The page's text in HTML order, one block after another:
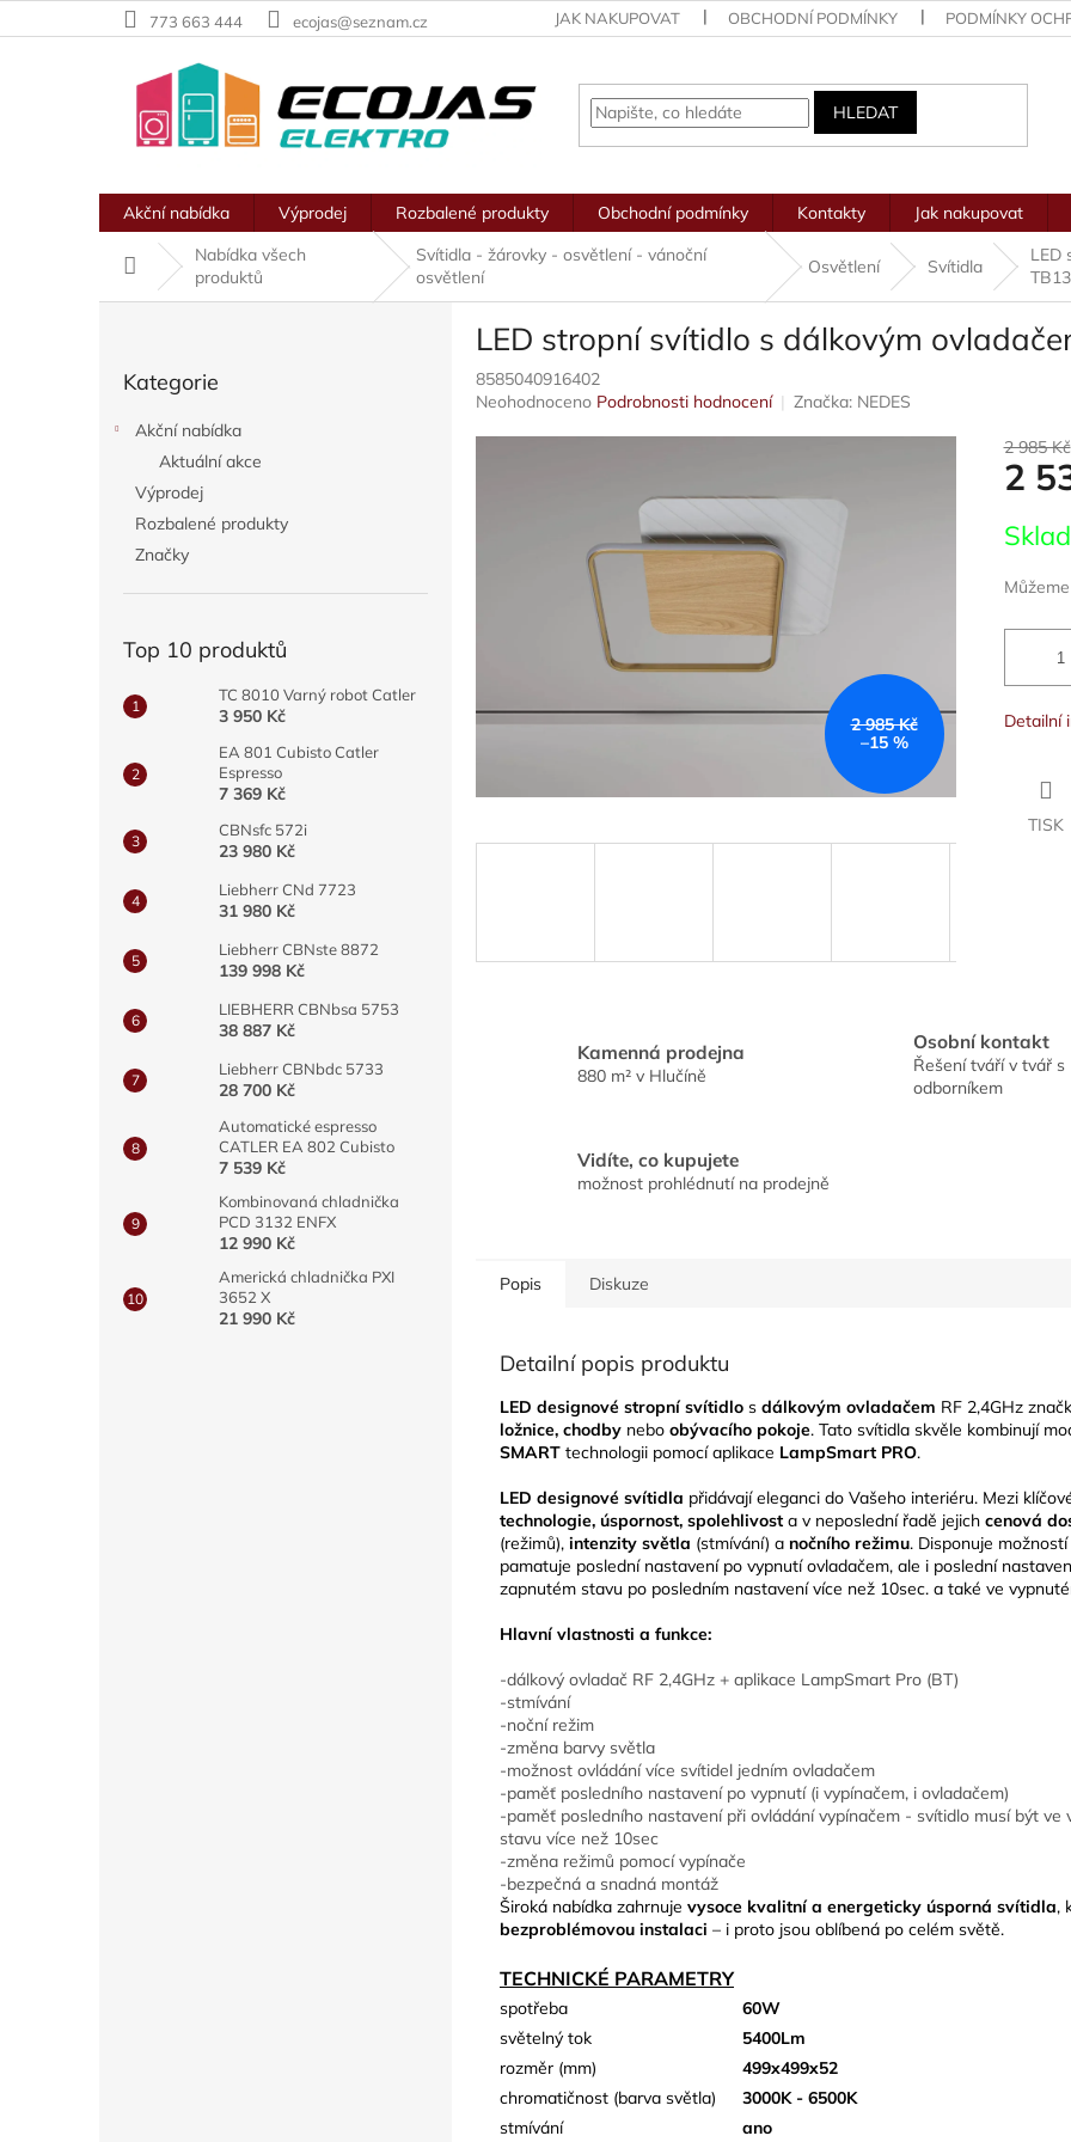
na
773 663 444 ecojas@seznam.cz JAK NAKUPOVAT OBCHODNÍ PODMÍNKY PODMÍNKY
HLEDAT
Akční nabídka Výprodej Rozbalené produkty Obchodní podmínky Kontakty Jak nakupovat
Domů
Nabídka všech
produktů
Svítidla - žárovky - osvětlení - vánoční
osvětlení
Osvětlení Svítidla
LED
kategorie
Kategorie
Akční nabídka
Aktuální akce
Výprodej
Rozbalené produkty
Značky
Top 10 produktů
TC 8010 Varný robot Catler
3 950 Kč
EA 801 Cubisto Catler
Espresso
7 369 Kč
CBNsfc 572i
23 980 Kč
Liebherr CNd 7723
31 980 Kč
Liebherr CBNste 8872
139 998 Kč
LIEBHERR CBNbsa 5753
38 887 Kč
Liebherr CBNbdc 5733
28 700 Kč
Automatické espresso
CATLER EA 802 Cubisto
7 539 Kč
Kombinovaná chladnička
PCD 3132 ENFX
12 990 Kč
Americká chladnička PXI
3652 X
21 990 Kč
LED stropní svítidlo s dálkovým
8585040916402
Průměrné
Neohodnoceno Podrobnosti hodnocení Značka: NEDES
2 985 Kč
–15 %
2 985 Kč
2
cena:
Detailní
TISK
Kamenná prodejna
880 m² v Hlučíně
Osobní kontakt
Řešení tváří v tvář s
odborníkem
Vidíte, co kupujete
možnost prohlédnutí na prodejně
Popis Diskuze
Detailní popis produktu
LED designové stropní svítidlo s dálkovým ovladačem RF 2,4GHz
ložnice, chodby nebo obývacího pokoje. Tato svítidla skvěle kombinují
SMART technologii pomocí aplikace LampSmart PRO.
LED designové svítidla přidávají eleganci do Vašeho interiéru. Mezi
technologie, úspornost, spolehlivost a v neposlední řadě jejich cenová
(režimů), intenzity světla (stmívání) a nočního režimu. Disponuje
pamatuje poslední nastavení po vypnutí ovladačem, ale i poslední
zapnutém stavu po posledním nastavení více než 10sec. a také ve
Hlavní vlastnosti a funkce:
-dálkový ovladač RF 2,4GHz + aplikace LampSmart Pro (BT)
-stmívání
-noční režim
-změna barvy světla
-možnost ovládání více svítidel jedním ovladačem
-paměť posledního nastavení po vypnutí (i vypínačem, i ovladačem)
-paměť posledního nastavení při ovládání vypínačem - svítidlo musí být
stavu více než 10sec
-změna režimů pomocí vypínače
-bezpečná a snadná montáž
Široká nabídka zahrnuje vysoce kvalitní a energeticky úsporná svítidla,
bezproblémovou instalaci – i proto jsou oblíbená po celém světě.
TECHNICKÉ PARAMETRY
spotřeba
60W
světelný tok
5400Lm
rozměr (mm)
499x499x52
chromatičnost (barva světla)
3000K - 6500K
stmívání
ano